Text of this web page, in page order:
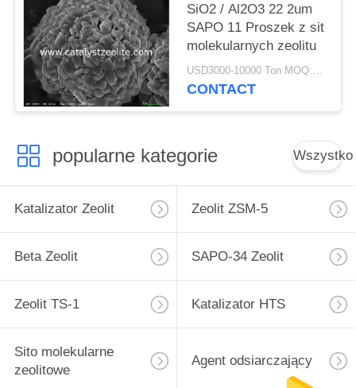
SiO2 / Al2O3 22 2um
SAPO 11 Proszek z sit
molekularnych zeolitu
USD3000-10000 Ton MOQ:1 KG
CONTACT
popularne kategorie Wszystko
Katalizator Zeolit Zeolit ​​ZSM-5
Beta Zeolit SAPO-34 Zeolit
Zeolit ​​TS-1 Katalizator HTS
Sito molekularne
zeolitowe
Agent odsiarczający